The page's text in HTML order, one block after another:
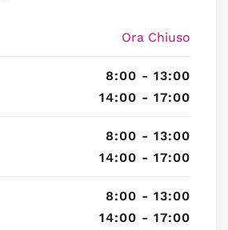
Ora Chiuso
8:00 - 13:00
14:00 - 17:00
8:00 - 13:00
14:00 - 17:00
8:00 - 13:00
14:00 - 17:00